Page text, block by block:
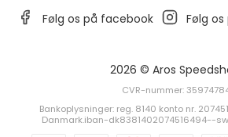
Følg os på facebook
Følg
2026 © Aros
CVR-nummer:
Bankoplysninger: reg. 8140 konto nr.
Danmark.iban-dk8381402074516494--